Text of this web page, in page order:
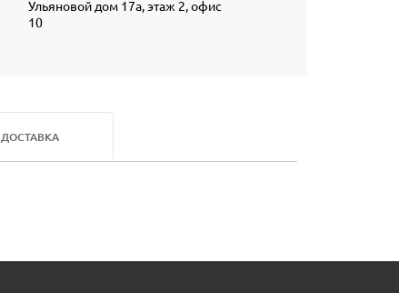
Ульяновой дом 17а, этаж 2, офис
10
ДОСТАВКА